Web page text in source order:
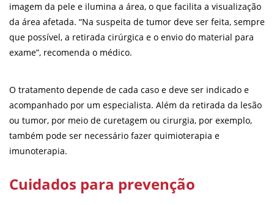
imagem da pele e ilumina a área, o que facilita a visualização
da área afetada. “Na suspeita de tumor deve ser feita, sempre
que possível, a retirada cirúrgica e o envio do material para
exame”, recomenda o médico.
O tratamento depende de cada caso e deve ser indicado e
acompanhado por um especialista. Além da retirada da lesão
ou tumor, por meio de curetagem ou cirurgia, por exemplo,
também pode ser necessário fazer quimioterapia e
imunoterapia.
Cuidados para prevenção